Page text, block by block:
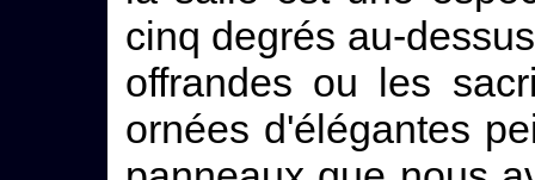
cinq degrés au-
offrandes ou les
ornées d'élégantes